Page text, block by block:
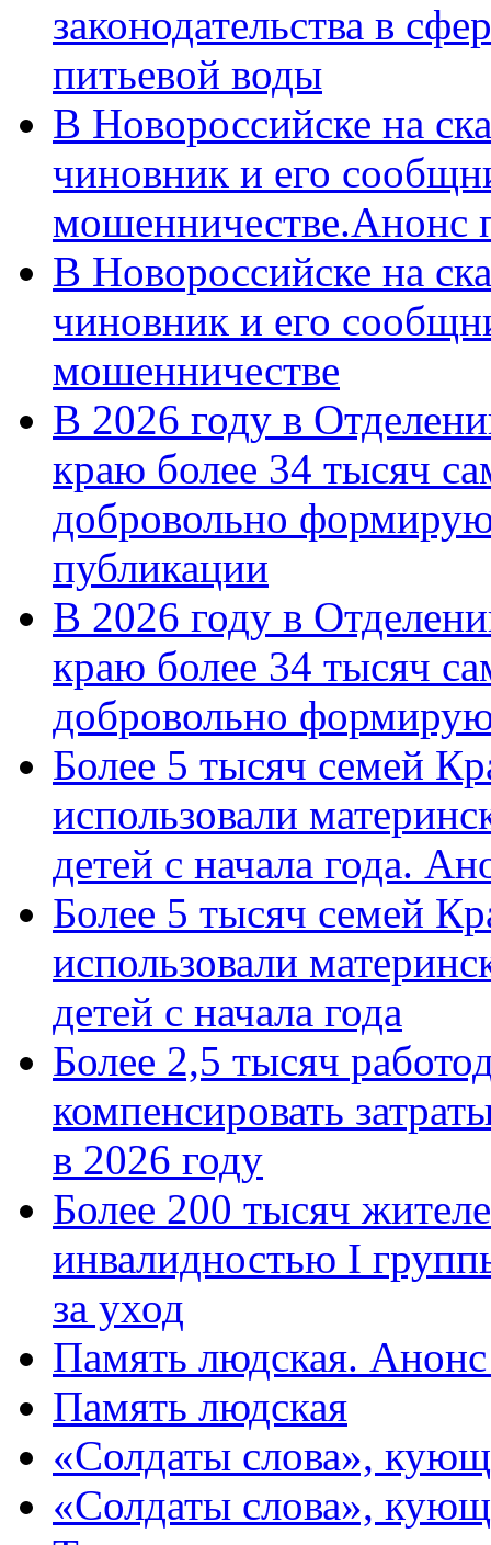
законодательства в
питьевой воды
В Новороссийске на
чиновник и его
мошенничестве.Анонс
В Новороссийске на
чиновник и его
мошенничестве
В 2026 году в
краю более 34 тысяч
добровольно
публикации
В 2026 году в
краю более 34 тысяч
добровольно
Более 5 тысяч семей
использовали
детей с начала года.
Более 5 тысяч семей
использовали
детей с начала года
Более 2,5 тысяч
компенсировать
в 2026 году
Более 200 тысяч
инвалидностью I
за уход
Память людская.
Память людская
«Солдаты слова»,
«Солдаты слова»,